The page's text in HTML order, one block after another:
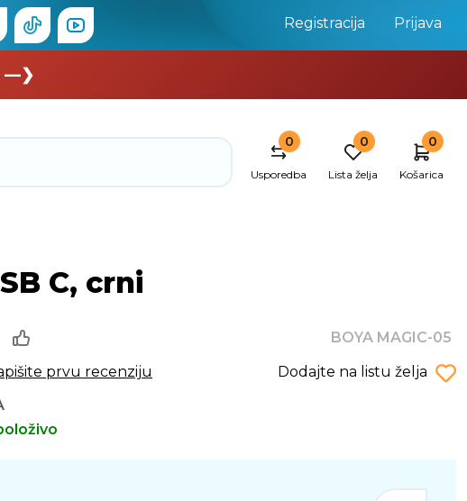
Registracija Prijava
—❯
0
Usporedba
0
Lista želja
0
Košarica
C, crni
BOYA MAGIC-05
prvu recenziju
Dodajte na listu želja